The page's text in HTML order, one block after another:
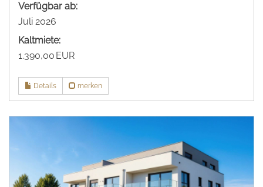
Verfügbar ab:
Juli 2026
Kaltmiete:
1.390,00 EUR
Details merken